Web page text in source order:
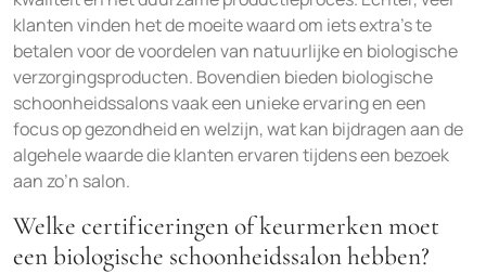
klanten vinden het de moeite waard om iets extra’s te
betalen voor de voordelen van natuurlijke en biologische
verzorgingsproducten. Bovendien bieden biologische
schoonheidssalons vaak een unieke ervaring en een
focus op gezondheid en welzijn, wat kan bijdragen aan de
algehele waarde die klanten ervaren tijdens een bezoek
aan zo’n salon.
Welke certificeringen of keurmerken moet
een biologische schoonheidssalon hebben?